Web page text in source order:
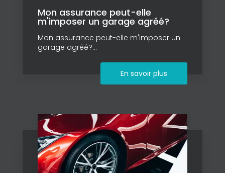
Mon assurance peut-elle
m'imposer un garage agréé?
Mon assurance peut-elle m'imposer un
garage agréé?...
En savoir plus